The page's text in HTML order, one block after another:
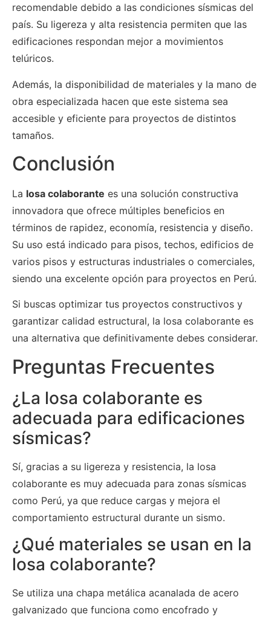
recomendable debido a las condiciones sísmicas del
país. Su ligereza y alta resistencia permiten que las
edificaciones respondan mejor a movimientos
telúricos.
Además, la disponibilidad de materiales y la mano de
obra especializada hacen que este sistema sea
accesible y eficiente para proyectos de distintos
tamaños.
Conclusión
La losa colaborante es una solución constructiva
innovadora que ofrece múltiples beneficios en
términos de rapidez, economía, resistencia y diseño.
Su uso está indicado para pisos, techos, edificios de
varios pisos y estructuras industriales o comerciales,
siendo una excelente opción para proyectos en Perú.
Si buscas optimizar tus proyectos constructivos y
garantizar calidad estructural, la losa colaborante es
una alternativa que definitivamente debes considerar.
Preguntas Frecuentes
¿La losa colaborante es
adecuada para edificaciones
sísmicas?
Sí, gracias a su ligereza y resistencia, la losa
colaborante es muy adecuada para zonas sísmicas
como Perú, ya que reduce cargas y mejora el
comportamiento estructural durante un sismo.
¿Qué materiales se usan en la
losa colaborante?
Se utiliza una chapa metálica acanalada de acero
galvanizado que funciona como encofrado y